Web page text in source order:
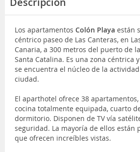
Los apartamentos Colón Playa están
céntrico paseo de Las Canteras, en
Canaria, a 300 metros del puerto de
Santa Catalina. Es una zona céntrica
se encuentra el núcleo de la
ciudad.
El aparthotel ofrece 38
cocina totalmente equipada, cuarto
dormitorio. Disponen de TV vía
seguridad. La mayoría de ellos están
que ofrecen increíbles vistas.